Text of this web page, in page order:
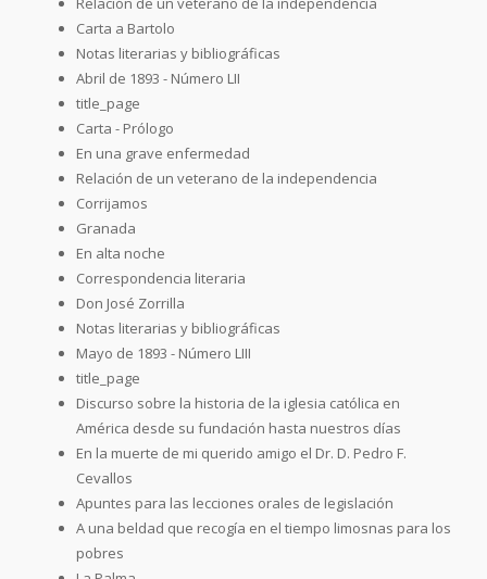
Carta a Bartolo
Notas literarias y bibliográficas
Abril de 1893 - Número LII
title_page
Carta - Prólogo
En una grave enfermedad
Relación de un veterano de la independencia
Corrijamos
Granada
En alta noche
Correspondencia literaria
Don José Zorrilla
Notas literarias y bibliográficas
Mayo de 1893 - Número LIII
title_page
Discurso sobre la historia de la iglesia católica en
América desde su fundación hasta nuestros días
En la muerte de mi querido amigo el Dr. D. Pedro F.
Cevallos
Apuntes para las lecciones orales de legislación
A una beldad que recogía en el tiempo limosnas para los
pobres